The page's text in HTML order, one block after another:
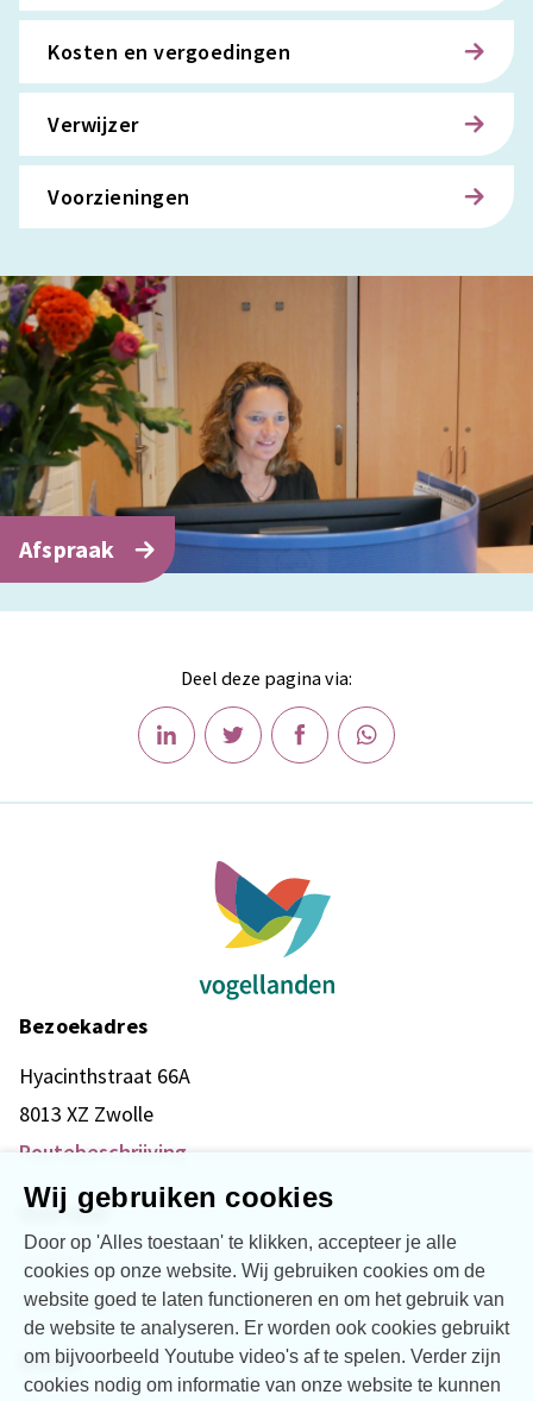
Wij gebruiken cookies
Door op 'Alles toestaan' te klikken, accepteer je alle
cookies op onze website. Wij gebruiken cookies om de
website goed te laten functioneren en om het gebruik van
de website te analyseren. Er worden ook cookies gebruikt
om bijvoorbeeld Youtube video's af te spelen. Verder zijn
cookies nodig om informatie van onze website te kunnen
Kosten en vergoedingen
Verwijzer
Voorzieningen
Afspraak
Deel deze pagina via:
Bezoekadres
Hyacinthstraat 66A
8013 XZ Zwolle
Routebeschrijving
Snel naar
Contact
Over Vogellanden
Social